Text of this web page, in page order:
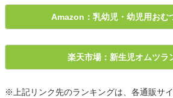
Amazon：乳幼児・幼児用おむ
楽天市場：新生児オムツラ
※上記リンク先のランキングは、各通販サ